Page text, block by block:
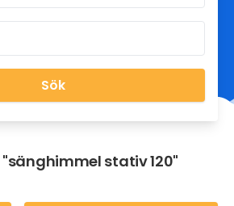
Sök
"sänghimmel stativ 120"